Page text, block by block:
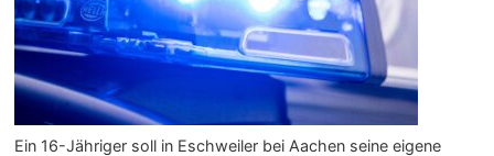
Ein 16-Jähriger soll in Eschweiler bei Aachen seine eigene